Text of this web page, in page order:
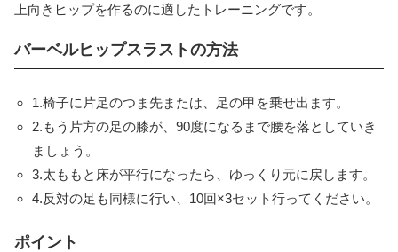
上向きヒップを作るのに適したトレーニングです。
バーベルヒップスラストの方法
1.椅子に片足のつま先または、足の甲を乗せ出ます。
2.もう片方の足の膝が、90度になるまで腰を落としていき
ましょう。
3.太ももと床が平行になったら、ゆっくり元に戻します。
4.反対の足も同様に行い、10回×3セット行ってください。
ポイント